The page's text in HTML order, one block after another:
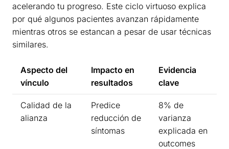
acelerando tu progreso. Este ciclo virtuoso explica
por qué algunos pacientes avanzan rápidamente
mientras otros se estancan a pesar de usar técnicas
similares.
Aspecto del
vínculo
Impacto en
resultados
Evidencia
clave
Calidad de la
alianza
Predice
reducción de
síntomas
8% de
varianza
explicada en
outcomes